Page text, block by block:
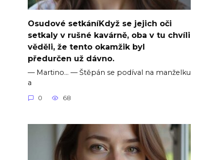
Osudové setkáníKdyž se jejich oči
setkaly v rušné kavárně, oba v tu chvíli
věděli, že tento okamžik byl
předurčen už dávno.
— Martino… — Štěpán se podíval na manželku
a
0 68